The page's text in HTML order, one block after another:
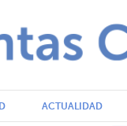
ACTUALIDAD